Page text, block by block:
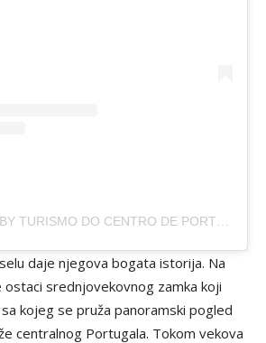
daje njegova bogata istorija. Na
ostaci srednjovekovnog zamka koji
kojeg se pruža panoramski pogled
centralnog Portugala. Tokom vekova